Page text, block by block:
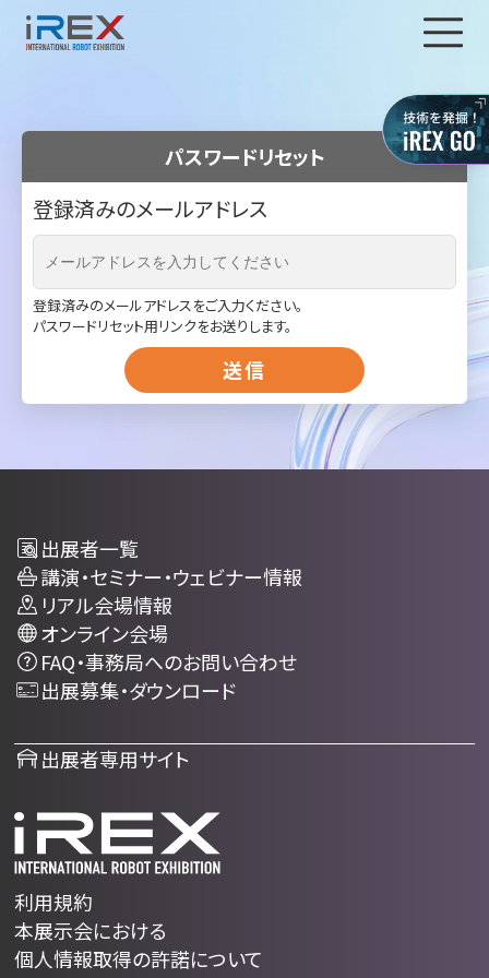
パスワードリセット
登録済みのメールアドレス
登録済みのメールアドレスをご入力ください。
パスワードリセット用リンクをお送りします。
送信
出展者一覧
講演・セミナー・ウェビナー情報
リアル会場情報
オンライン会場
FAQ・事務局へのお問い合わせ
出展募集・ダウンロード
出展者専用サイト
利用規約
本展示会における
個人情報取得の許諾について